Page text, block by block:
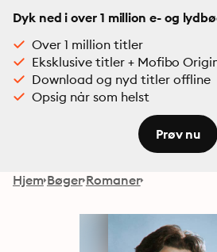
Dyk ned i over 1 million e- og
Over 1 million titler
Eksklusive titler + Mofibo
Download og nyd titler offline
Opsig når som helst
Prøv nu
Hjem Bøger Romaner